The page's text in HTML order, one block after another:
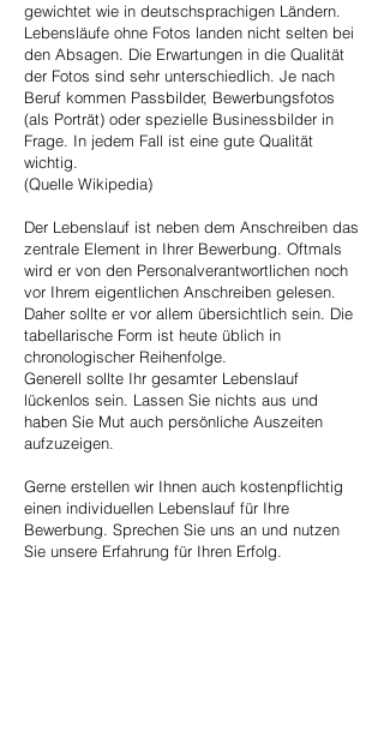
gewichtet wie in deutschsprachigen Ländern.
Lebensläufe ohne Fotos landen nicht selten bei
den Absagen. Die Erwartungen in die Qualität
der Fotos sind sehr unterschiedlich. Je nach
Beruf kommen Passbilder, Bewerbungsfotos
(als Porträt) oder spezielle Businessbilder in
Frage. In jedem Fall ist eine gute Qualität
wichtig.
(Quelle Wikipedia)
Der Lebenslauf ist neben dem Anschreiben das
zentrale Element in Ihrer Bewerbung. Oftmals
wird er von den Personalverantwortlichen noch
vor Ihrem eigentlichen Anschreiben gelesen.
Daher sollte er vor allem übersichtlich sein. Die
tabellarische Form ist heute üblich in
chronologischer Reihenfolge.
Generell sollte Ihr gesamter Lebenslauf
lückenlos sein. Lassen Sie nichts aus und
haben Sie Mut auch persönliche Auszeiten
aufzuzeigen.
Gerne erstellen wir Ihnen auch kostenpflichtig
einen individuellen Lebenslauf für Ihre
Bewerbung. Sprechen Sie uns an und nutzen
Sie unsere Erfahrung für Ihren Erfolg.